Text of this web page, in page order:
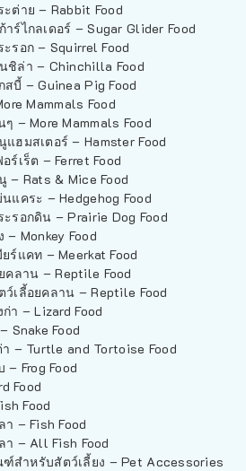
ะต่าย – Rabbit Food
าร์ไกลเดอร์ – Sugar Glider Food
ะรอก – Squirrel Food
ชิล่า – Chinchilla Food
สบี้ – Guinea Pig Food
Mammals Food
ๆ – More Mammals Food
แฮมสเตอร์ – Hamster Food
ร์เร็ต – Ferret Food
– Rats & Mice Food
นแคระ – Hedgehog Food
ะรอกดิน – Prairie Dog Food
– Monkey Food
ร์แคท – Meerkat Food
คลาน – Reptile Food
ว์เลี้อยคลาน – Reptile Food
า – Lizard Food
Snake Food
า – Turtle and Tortoise Food
– Frog Food
Food
Food
า – Fish Food
า – All Fish Food
สำหรับสัตว์เลี้ยง – Pet Accessories